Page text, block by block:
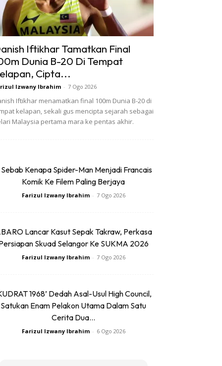
Iftikhar Tamatkan Final
Dunia B-20 Di Tempat
Cipta...
Izwany Ibrahim - 7 Ogo 2026
Iftikhar menamatkan final 100m Dunia B-20 di
kelapan, sekali gus mencipta sejarah sebagai
Malaysia pertama mara ke pentas akhir.
Kenapa Spider-Man Menjadi Francais
Komik Ke Filem Paling Berjaya
Farizul Izwany Ibrahim - 7 Ogo 2026
Lancar Kasut Sepak Takraw, Perkasa
Skuad Selangor Ke SUKMA 2026
Farizul Izwany Ibrahim - 7 Ogo 2026
1968’ Dedah Asal-Usul High Council,
Satukan Enam Pelakon Utama Dalam Satu
Cerita Dua...
Farizul Izwany Ibrahim - 6 Ogo 2026